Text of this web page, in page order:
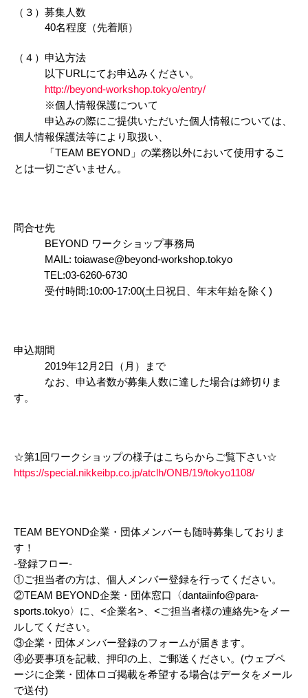
（３）募集人数
40名程度（先着順）
（４）申込方法
以下URLにてお申込みください。
http://beyond-workshop.tokyo/entry/
※個人情報保護について
申込みの際にご提供いただいた個人情報については、
個人情報保護法等により取扱い、
「TEAM BEYOND」の業務以外において使用するこ
とは一切ございません。
問合せ先
BEYOND ワークショップ事務局
MAIL: toiawase@beyond-workshop.tokyo
TEL:03-6260-6730
受付時間:10:00-17:00(土日祝日、年末年始を除く)
申込期間
2019年12月2日（月）まで
なお、申込者数が募集人数に達した場合は締切りま
す。
☆第1回ワークショップの様子はこちらからご覧下さい☆
https://special.nikkeibp.co.jp/atclh/ONB/19/tokyo1108/
TEAM BEYOND企業・団体メンバーも随時募集しておりま
す！
-登録フロー-
①ご担当者の方は、個人メンバー登録を行ってください。
②TEAM BEYOND企業・団体窓口〈dantaiinfo@para-
sports.tokyo〉に、<企業名>、<ご担当者様の連絡先>をメー
ルしてください。
③企業・団体メンバー登録のフォームが届きます。
④必要事項を記載、押印の上、ご郵送ください。(ウェブペ
ージに企業・団体ロゴ掲載を希望する場合はデータをメール
で送付)